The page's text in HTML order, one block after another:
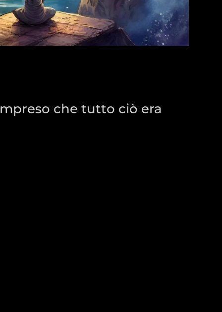
che tutto ciò era